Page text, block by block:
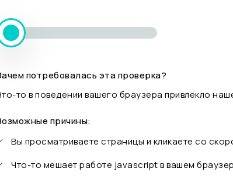
потребовалась эта проверка?
то в поведении вашего браузера привлекло
причины:
Вы просматриваете страницы и кликаете со
Что-то мешает работе javascript в вашем